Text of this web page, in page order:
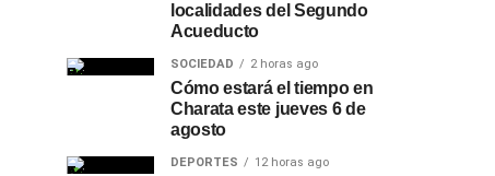
localidades del Segundo
Acueducto
SOCIEDAD 2 horas ago
Cómo estará el tiempo en
Charata este jueves 6 de
agosto
DEPORTES 12 horas ago